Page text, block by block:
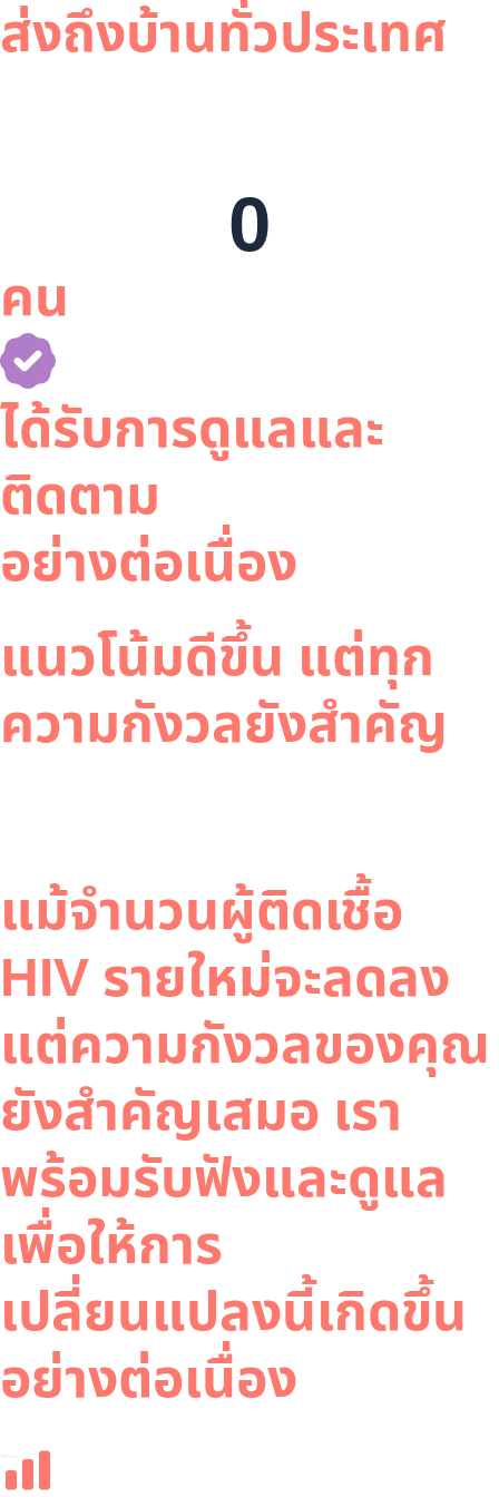
ส่งถึงบ้านทั่วประเทศ
0
คน
ได้รับการดูแลและ
ติดตาม
อย่างต่อเนื่อง
แนวโน้มดีขึ้น แต่ทุก
ความกังวลยังสำคัญ
แม้จำนวนผู้ติดเชื้อ
HIV รายใหม่จะลดลง
แต่ความกังวลของคุณ
ยังสำคัญเสมอ เรา
พร้อมรับฟังและดูแล
เพื่อให้การ
เปลี่ยนแปลงนี้เกิดขึ้น
อย่างต่อเนื่อง